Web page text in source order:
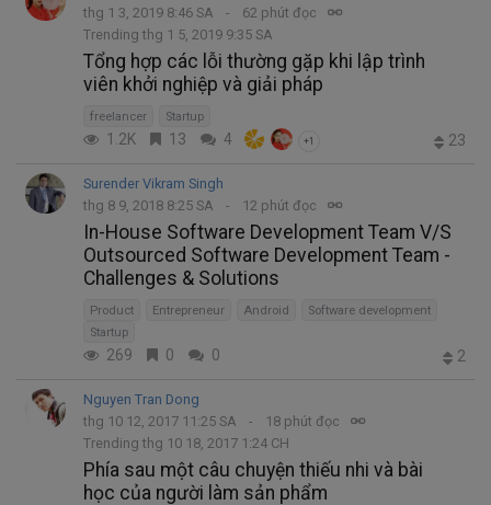
thg 1 3, 2019 8:46 SA
62 phút đọc
Trending thg 1 5, 2019 9:35 SA
Tổng hợp các lỗi thường gặp khi lập trình
viên khởi nghiệp và giải pháp
freelancer Startup
1.2K 13 4 +1 23
Surender Vikram Singh
thg 8 9, 2018 8:25 SA
12 phút đọc
In-House Software Development Team V/S
Outsourced Software Development Team -
Challenges & Solutions
Product Entrepreneur Android
Software development
Startup
269 0 0 2
Nguyen Tran Dong
thg 10 12, 2017 11:25 SA
18 phút đọc
Trending thg 10 18, 2017 1:24 CH
Phía sau một câu chuyện thiếu nhi và bài
học của người làm sản phẩm